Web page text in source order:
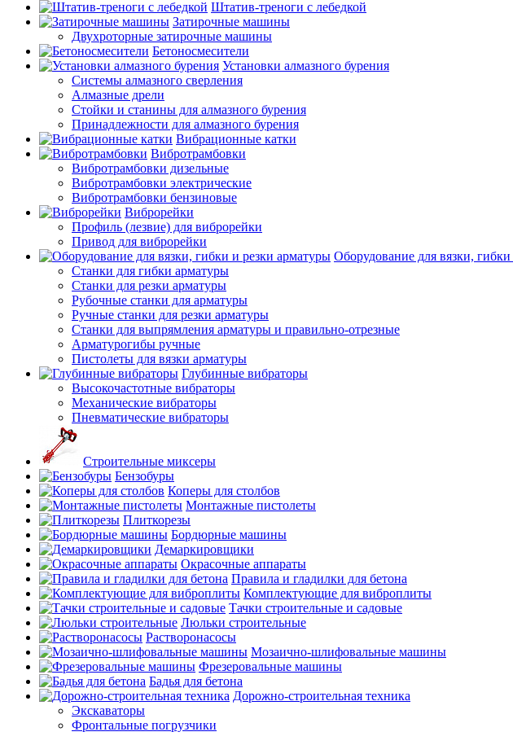
Штатив-треноги с лебедкой
Затирочные машины
Двухроторные затирочные машины
Бетоносмесители
Установки алмазного бурения
Системы алмазного сверления
Алмазные дрели
Стойки и станины для алмазного бурения
Принадлежности для алмазного бурения
Вибрационные катки
Вибротрамбовки
Вибротрамбовки дизельные
Вибротрамбовки электрические
Вибротрамбовки бензиновые
Виброрейки
Профиль (лезвие) для виброрейки
Привод для виброрейки
Оборудование для вязки,
Станки для гибки арматуры
Станки для резки арматуры
Рубочные станки для арматуры
Ручные станки для резки арматуры
Станки для выпрямления арматуры и правильно-отрезные
Арматурогибы ручные
Пистолеты для вязки арматуры
Глубинные вибраторы
Высокочастотные вибраторы
Механические вибраторы
Пневматические вибраторы
Строительные миксеры
Бензобуры
Коперы для столбов
Монтажные пистолеты
Плиткорезы
Бордюрные машины
Демаркировщики
Окрасочные аппараты
Правила и гладилки для бетона
Комплектующие для виброплиты
Тачки строительные и садовые
Люльки строительные
Растворонасосы
Мозаично-шлифовальные машины
Фрезеровальные машины
Бадья для бетона
Дорожно-строительная техника
Экскаваторы
Фронтальные погрузчики